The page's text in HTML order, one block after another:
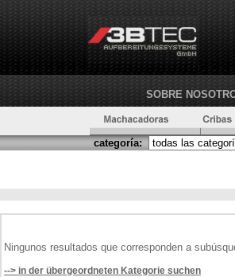
SOBRE
categoría:
Ningunos resultados que corresponden a
--> in der übergeordneten Kategorie suchen